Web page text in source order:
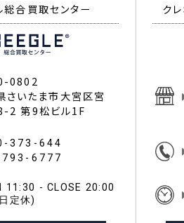
総合買取センター
0802
さいたま市大宮区宮
2 第9松ビル1F
373-644
6777
11:30 - CLOSE 20:00
定休)
ク